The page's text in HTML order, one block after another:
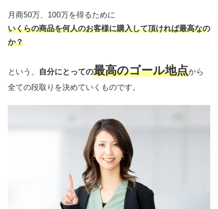
月商50万、100万を得るために
いくらの商品を何人のお客様に購入して頂ければ最高なの
か？
という、 自分にとっての最高のゴール地点から
全ての段取りを決めていくものです。